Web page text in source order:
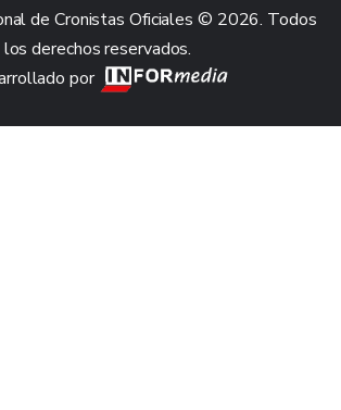
de Cronistas Oficiales © 2026. Todos
los derechos reservados.
por